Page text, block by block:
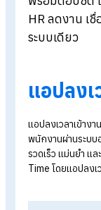
Blog > แอปลงเ
แอปลงเวล
พร้อมตอบชั
HR ลดงาน